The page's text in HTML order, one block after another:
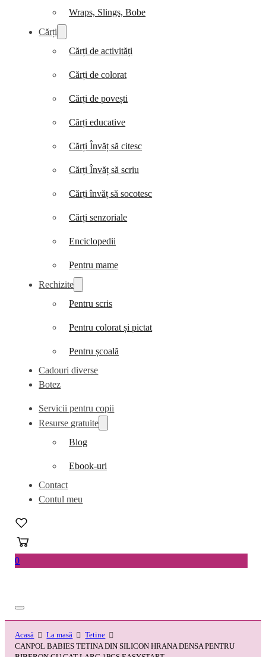
Wraps, Slings, Bobe
Cărți
Cărți de activități
Cărți de colorat
Cărți de povești
Cărți educative
Cărți Învăț să citesc
Cărți Învăț să scriu
Cărți învăț să socotesc
Cărți senzoriale
Enciclopedii
Pentru mame
Rechizite
Pentru scris
Pentru colorat și pictat
Pentru școală
Cadouri diverse
Botez
Servicii pentru copii
Resurse gratuite
Blog
Ebook-uri
Contact
Contul meu
0
Acasă La masă
Tetine
CANPOL BABIES TETINA DIN SILICON HRANA DENSA PENTRU